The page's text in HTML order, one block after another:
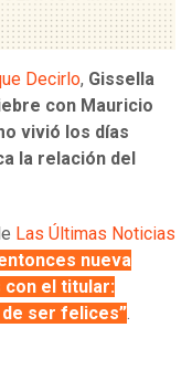
Decirlo, Gissella
con Mauricio
vivió los días
la relación del
Las Últimas Noticias
nueva
con el titular:
ser felices”.